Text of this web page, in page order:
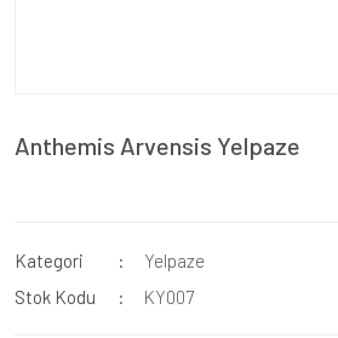
Anthemis Arvensis Yelpaze
Kategori
Yelpaze
Stok Kodu
KY007